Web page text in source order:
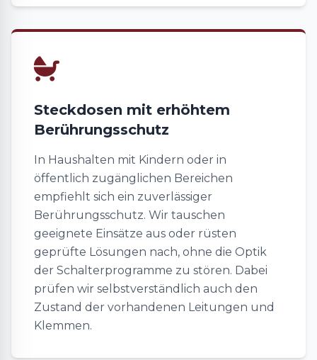
Steckdosen mit erhöhtem
Berührungsschutz
In Haushalten mit Kindern oder in
öffentlich zugänglichen Bereichen
empfiehlt sich ein zuverlässiger
Berührungsschutz. Wir tauschen
geeignete Einsätze aus oder rüsten
geprüfte Lösungen nach, ohne die Optik
der Schalterprogramme zu stören. Dabei
prüfen wir selbstverständlich auch den
Zustand der vorhandenen Leitungen und
Klemmen.